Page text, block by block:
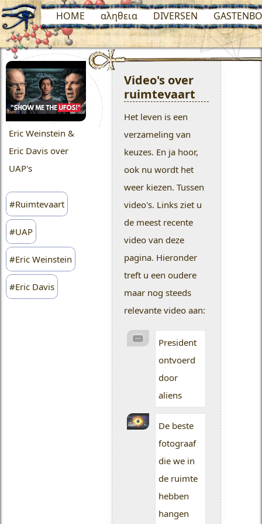
HOME αληθεια DIVERSEN
Eric Weinstein &
Eric Davis over
UAP's
#Ruimtevaart
#UAP
#Eric Weinstein
#Eric Davis
Video's over
ruimtevaart
Het leven is een
verzameling van
keuzes. En ja hoor,
ook nu wordt het
weer kiezen. Tussen
video's. Links ziet u
de meest recente
video van deze
pagina. Hieronder
treft u een oudere
maar nog steeds
relevante video aan:
President
ontvoerd
door
aliens
De beste
fotograaf
die we in
de ruimte
hebben
hangen